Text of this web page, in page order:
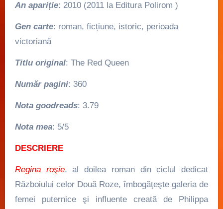
An apariție: 2010 (2011 la Editura Polirom )
Gen carte: roman, ficțiune, istoric, perioada
victoriană
Titlu original: The Red Queen
Număr pagini: 360
Nota goodreads: 3.79
Nota mea: 5/5
DESCRIERE
Regina roşie, al doilea roman din ciclul dedicat
Războiului celor Două Roze, îmbogăţeşte galeria de
femei puternice şi influente creată de Philippa